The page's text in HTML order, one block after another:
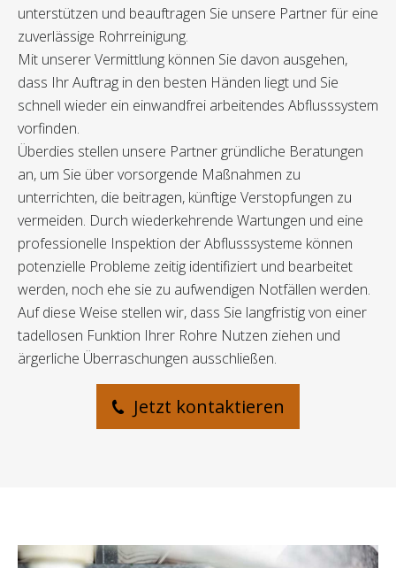
unterstützen und beauftragen Sie unsere Partner für eine
zuverlässige Rohrreinigung.
Mit unserer Vermittlung können Sie davon ausgehen,
dass Ihr Auftrag in den besten Händen liegt und Sie
schnell wieder ein einwandfrei arbeitendes Abflusssystem
vorfinden.
Überdies stellen unsere Partner gründliche Beratungen
an, um Sie über vorsorgende Maßnahmen zu
unterrichten, die beitragen, künftige Verstopfungen zu
vermeiden. Durch wiederkehrende Wartungen und eine
professionelle Inspektion der Abflusssysteme können
potenzielle Probleme zeitig identifiziert und bearbeitet
werden, noch ehe sie zu aufwendigen Notfällen werden.
Auf diese Weise stellen wir, dass Sie langfristig von einer
tadellosen Funktion Ihrer Rohre Nutzen ziehen und
ärgerliche Überraschungen ausschließen.
Jetzt kontaktieren